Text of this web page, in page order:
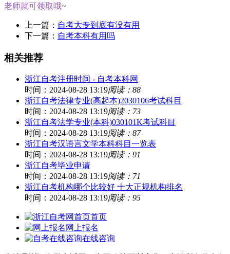
老师就可领取哦~
上一篇： 自考大专到底有没有用
下一篇： 自考本科有用吗
相关推荐
浙江自考注册时间 - 自考本科网
时间：2024-08-28 13:19阅读：88
浙江自考法律专业(高起本)2030106考试科目
时间：2024-08-28 13:19阅读：73
浙江自考法学专业(本科)030101K考试科目
时间：2024-08-28 13:19阅读：87
浙江自考汉语言文学本科科目一览表
时间：2024-08-28 13:19阅读：91
浙江自考毕业申请
时间：2024-08-28 13:19阅读：71
浙江自考机构哪个比较好 十大正规机构排名
时间：2024-08-28 13:19阅读：95
首页
网上报名
在线咨询